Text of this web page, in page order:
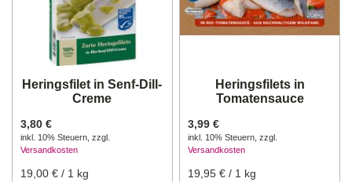
Heringsfilet in Senf-Dill-
Creme
3,80 €
inkl. 10% Steuern zzgl.
Versandkosten
19,00 € / 1 kg
Heringsfilets in
Tomatensauce
3,99 €
inkl. 10% Steuern ,zzgl.
Versandkosten
19,95 € / 1 kg